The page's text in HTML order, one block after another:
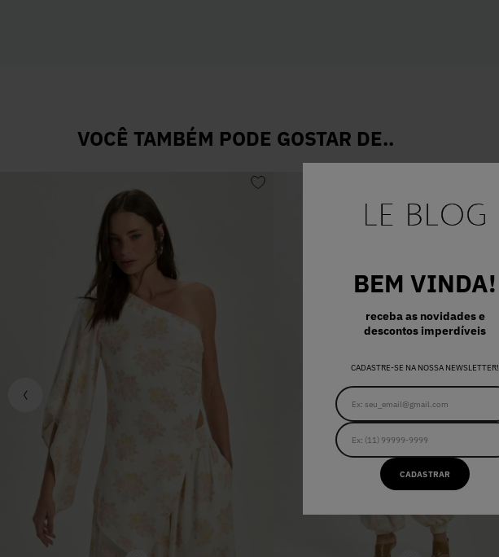
BEM VINDA!
receba as novidades e
descontos imperdíveis
CADASTRE-SE NA NOSSA NEWSLETTER!
CADASTRAR
VOCÊ TAMBÉM PODE GOSTAR DE..